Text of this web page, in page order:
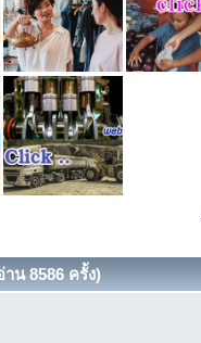
น 8586 ครั้ง)